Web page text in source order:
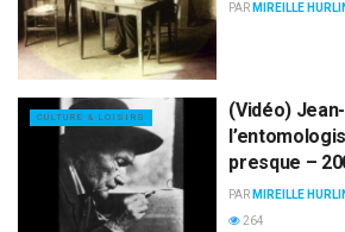
PAR MIREILLE
CULTURE & LOISIRS
(Vidéo)
presque –
PAR MIREILLE
264